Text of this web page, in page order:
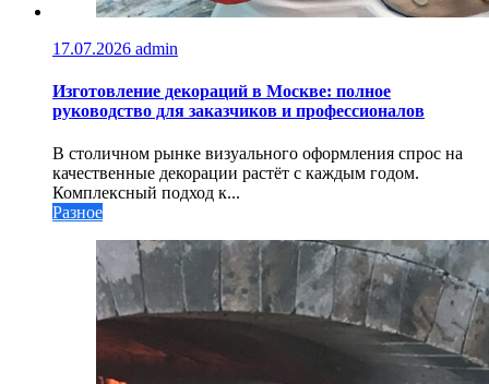
17.07.2026 admin
Изготовление декораций в Москве: полное
руководство для заказчиков и профессионалов
В столичном рынке визуального оформления спрос на
качественные декорации растёт с каждым годом.
Комплексный подход к...
Разное